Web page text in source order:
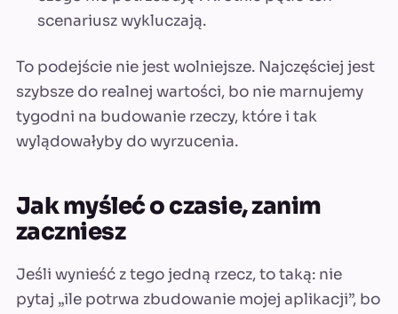
scenariusz wykluczają.
To podejście nie jest wolniejsze. Najczęściej jest
szybsze do realnej wartości, bo nie marnujemy
tygodni na budowanie rzeczy, które i tak
wylądowałyby do wyrzucenia.
Jak myśleć o czasie, zanim
zaczniesz
Jeśli wynieść z tego jedną rzecz, to taką: nie
pytaj „ile potrwa zbudowanie mojej aplikacji”, bo